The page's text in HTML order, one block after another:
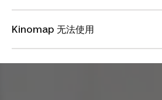
Kinomap 无法使用